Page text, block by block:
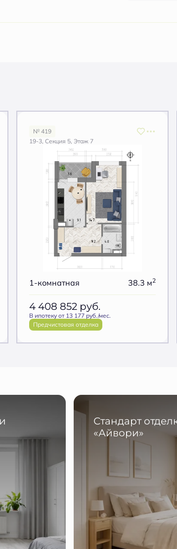
№ 419
19-3, Секция 5, Этаж 7
1-комнатная 38.3 м2
4 408 852 руб.
В ипотеку от 13 177 руб./мес.
Предчистовая отделка
Стандарт
«Айвори»